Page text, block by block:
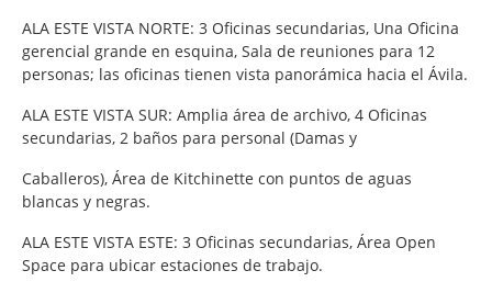
ALA ESTE VISTA NORTE: 3 Oficinas secundarias, Una Oficina
gerencial grande en esquina, Sala de reuniones para 12
personas; las oficinas tienen vista panorámica hacia el Ávila.
ALA ESTE VISTA SUR: Amplia área de archivo, 4 Oficinas
secundarias, 2 baños para personal (Damas y
Caballeros), Área de Kitchinette con puntos de aguas
blancas y negras.
ALA ESTE VISTA ESTE: 3 Oficinas secundarias, Área Open
Space para ubicar estaciones de trabajo.